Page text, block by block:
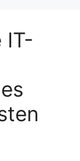
IT-